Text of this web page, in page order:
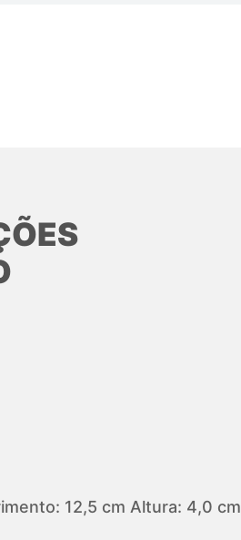
12,5 cm Altura: 4,0 cm